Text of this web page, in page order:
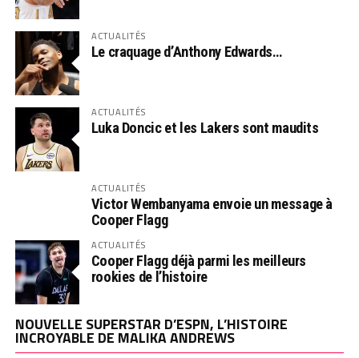
ACTUALITÉS
Le craquage d’Anthony Edwards…
ACTUALITÉS
Luka Doncic et les Lakers sont maudits
ACTUALITÉS
Victor Wembanyama envoie un message à
Cooper Flagg
ACTUALITÉS
Cooper Flagg déjà parmi les meilleurs
rookies de l’histoire
NOUVELLE SUPERSTAR D’ESPN, L’HISTOIRE
INCROYABLE DE MALIKA ANDREWS